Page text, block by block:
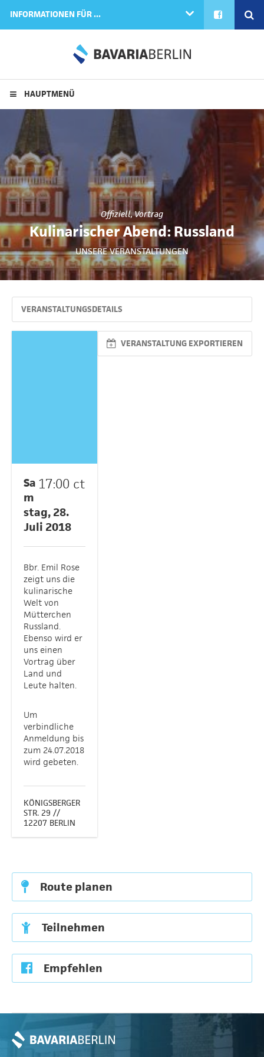
INFORMATIONEN FÜR ... FACEBOOK
HAUPTMENÜ
Offiziell,Vortrag
Kulinarischer Abend: Russland
UNSERE VERANSTALTUNGEN
VERANSTALTUNGSDETAILS
VERANSTALTUNG EXPORTIEREN
17:00 ct
Sa
m
stag, 28.
Juli 2018
Bbr. Emil Rose
zeigt uns die
kulinarische
Welt von
Mütterchen
Russland.
Ebenso wird er
uns einen
Vortrag über
Land und
Leute halten.
Um
verbindliche
Anmeldung bis
zum 24.07.2018
wird gebeten.
KÖNIGSBERGER
STR. 29 //
12207 BERLIN
Route planen
Teilnehmen
Empfehlen